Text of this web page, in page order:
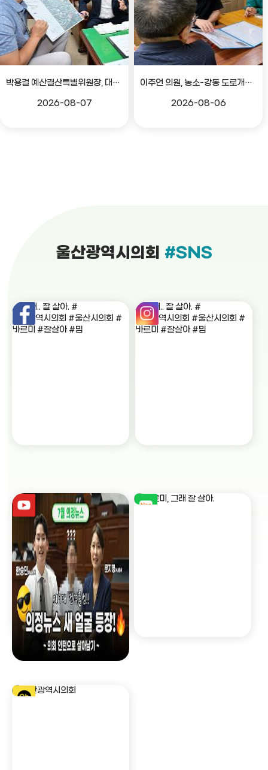
박용걸 예산결산특별위원장, 대공원로 확장공사 현안점검 간담회
2026-08-07
이주언 의원, 농소-강동 도로개설 민원 현장 점검
2026-08-06
울산광역시의회 #SNS